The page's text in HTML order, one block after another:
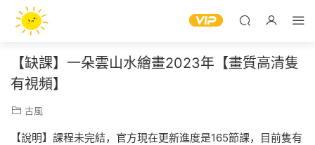
【缺課】一朵雲山水繪畫2023年【畫質高清隻
有視頻】
古風
【說明】課程未完結，官方現在更新進度是165節課，目前隻有